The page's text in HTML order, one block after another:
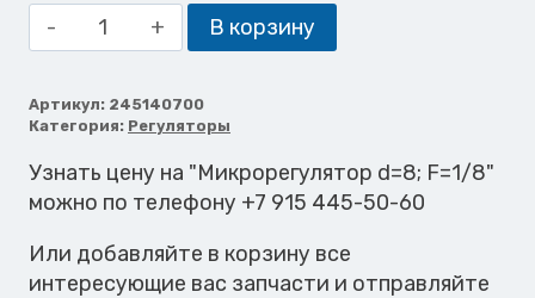
Количество
товара
d=8;
F=1/8
В корзину
Артикул: 245140700
Категория: Регуляторы
Узнать цену на "Микрорегулятор d=8; F=1/8"
можно по телефону +7 915 445-50-60
Или добавляйте в корзину все
интересующие вас запчасти и отправляйте